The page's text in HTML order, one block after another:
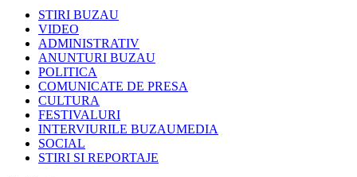
STIRI BUZAU
VIDEO
ADMINISTRATIV
ANUNTURI BUZAU
POLITICA
COMUNICATE DE PRESA
CULTURA
FESTIVALURI
INTERVIURILE BUZAUMEDIA
SOCIAL
STIRI SI REPORTAJE